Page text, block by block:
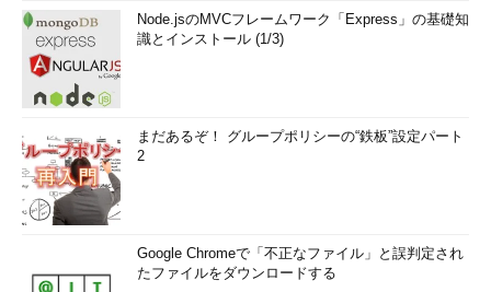
Node.jsのMVCフレームワーク「Express」の基礎知
識とインストール (1/3)
まだあるぞ！ グループポリシーの“鉄板”設定パート
2
Google Chromeで「不正なファイル」と誤判定され
たファイルをダウンロードする